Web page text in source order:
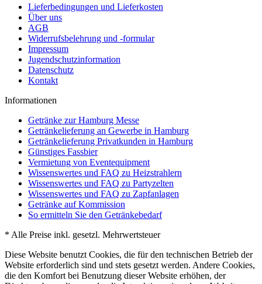
Lieferbedingungen und Lieferkosten
Über uns
AGB
Widerrufsbelehrung und -formular
Impressum
Jugendschutzinformation
Datenschutz
Kontakt
Informationen
Getränke zur Hamburg Messe
Getränkelieferung an Gewerbe in Hamburg
Getränkelieferung Privatkunden in Hamburg
Günstiges Fassbier
Vermietung von Eventequipment
Wissenswertes und FAQ zu Heizstrahlern
Wissenswertes und FAQ zu Partyzelten
Wissenswertes und FAQ zu Zapfanlagen
Getränke auf Kommission
So ermitteln Sie den Getränkebedarf
* Alle Preise inkl. gesetzl. Mehrwertsteuer
Diese Website benutzt Cookies, die für den technischen Betrieb der
Website erforderlich sind und stets gesetzt werden. Andere Cookies,
die den Komfort bei Benutzung dieser Website erhöhen, der